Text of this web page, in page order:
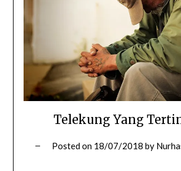
Telekung Yang
Posted on 18/07/2018 by